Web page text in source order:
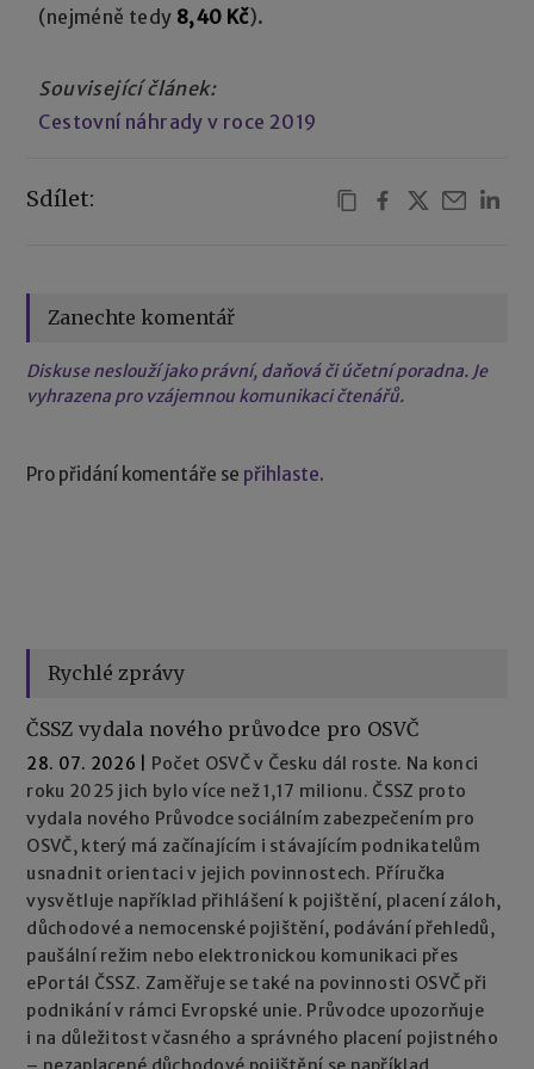
(nejméně tedy 8,40 Kč).
Související článek:
Cestovní náhrady v roce 2019
Sdílet:
Zanechte komentář
Diskuse neslouží jako právní, daňová či účetní poradna. Je
vyhrazena pro vzájemnou komunikaci čtenářů.
Pro přidání komentáře se přihlaste.
Rychlé zprávy
ČSSZ vydala nového průvodce pro OSVČ
28. 07. 2026
Počet OSVČ v Česku dál roste. Na konci
roku 2025 jich bylo více než 1,17 milionu. ČSSZ proto
vydala nového Průvodce sociálním zabezpečením pro
OSVČ, který má začínajícím i stávajícím podnikatelům
usnadnit orientaci v jejich povinnostech. Příručka
vysvětluje například přihlášení k pojištění, placení záloh,
důchodové a nemocenské pojištění, podávání přehledů,
paušální režim nebo elektronickou komunikaci přes
ePortál ČSSZ. Zaměřuje se také na povinnosti OSVČ při
podnikání v rámci Evropské unie. Průvodce upozorňuje
i na důležitost včasného a správného placení pojistného